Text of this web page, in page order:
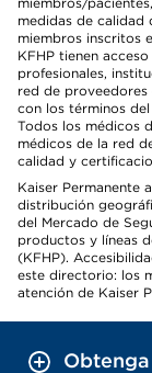
medidas de calidad
miembros inscritos
KFHP tienen
profesionales,
red de proveedores
con los términos
Todos los médicos
médicos de la red
calidad y
Kaiser Permanente
distribución
del Mercado de
productos y líneas
(KFHP).
este directorio: los
atención de Kaiser